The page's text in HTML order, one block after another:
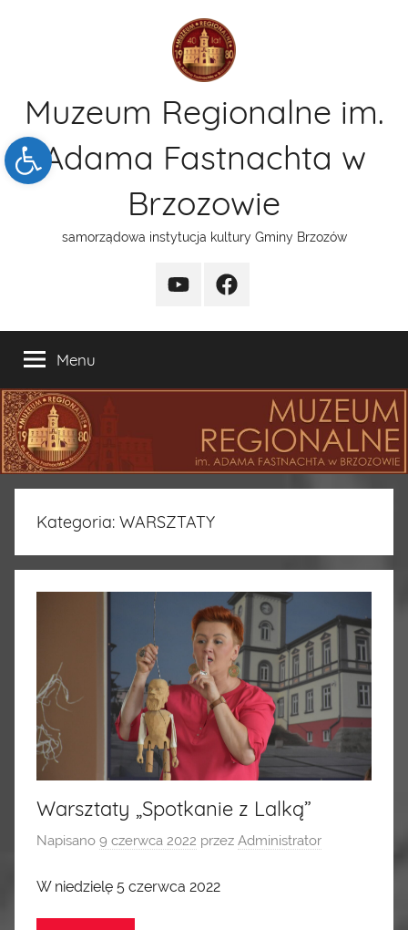
Open toolbar
Muzeum Regionalne im.
Adama Fastnachta w
Brzozowie
samorządowa instytucja kultury Gminy Brzozów
kanal
funpage
Menu
Kategoria: WARSZTATY
Warsztaty „Spotkanie z Lalką”
Napisano 9 czerwca 2022 przez Administrator
W niedzielę 5 czerwca 2022